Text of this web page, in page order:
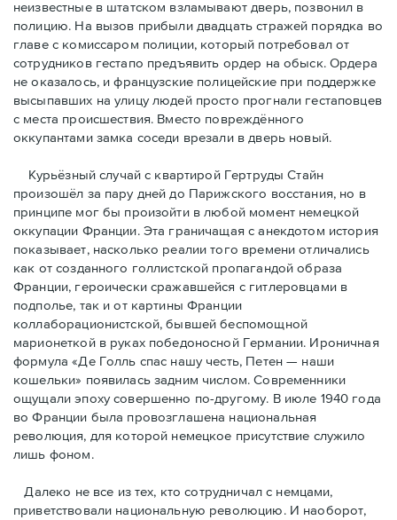
неизвестные в штатском взламывают дверь, позвонил в
полицию. На вызов прибыли двадцать стражей порядка во
главе с комиссаром полиции, который потребовал от
сотрудников гестапо предъявить ордер на обыск. Ордера
не оказалось, и французские полицейские при поддержке
высыпавших на улицу людей просто прогнали гестаповцев
с места происшествия. Вместо повреждённого
оккупантами замка соседи врезали в дверь новый.
Курьёзный случай с квартирой Гертруды Стайн
произошёл за пару дней до Парижского восстания, но в
принципe мог бы произойти в любой момент немецкой
оккупации Франции. Эта граничащая с анекдотом история
показывает, насколько реалии того времени отличались
как от созданного голлистской пропагандой образа
Франции, героически сражавшейся с гитлеровцами в
подполье, так и от картины Франции
коллаборационистской, бывшей беспомощной
марионеткой в руках победоносной Германии. Ироничная
формула «Де Голль спас нашу честь, Петен — наши
кошельки» появилась задним числом. Современники
ощущали эпоху совершенно по-другому. В июле 1940 года
во Франции была провозглашена национальная
революция, для которой немецкое присутствие служило
лишь фоном.
Далеко не все из тех, кто сотрудничал с немцами,
приветствовали национальную революцию. И наоборот,